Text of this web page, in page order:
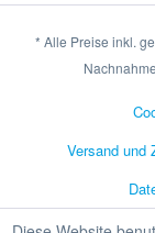
* Alle Preise inkl.
Versand und